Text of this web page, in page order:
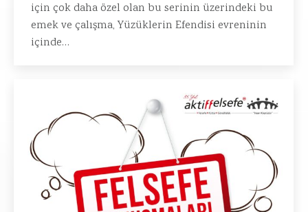
için çok daha özel olan bu serinin üzerindeki bu
emek ve çalışma, Yüzüklerin Efendisi evreninin
içinde…